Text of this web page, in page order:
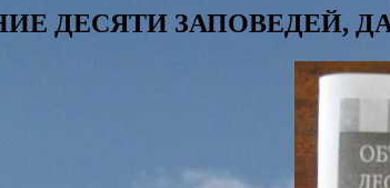
ДЕСЯТИ ЗАПОВЕДЕЙ,